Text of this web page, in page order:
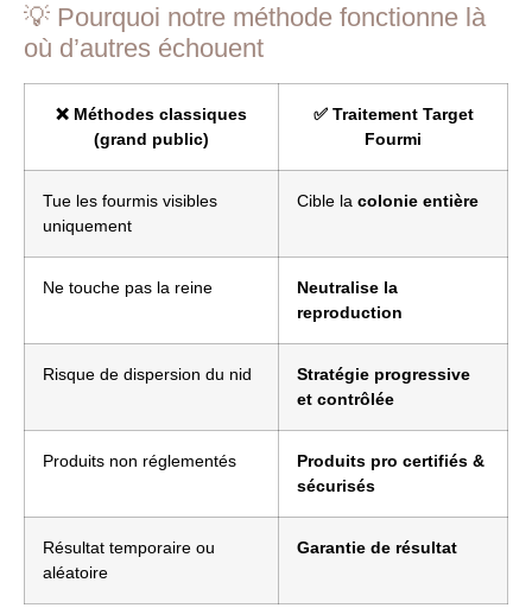
💡 Pourquoi notre méthode fonctionne là
où d’autres échouent
❌ Méthodes classiques
(grand public)
✅ Traitement Target
Fourmi
Tue les fourmis visibles
uniquement
Cible la colonie entière
Ne touche pas la reine
Neutralise la
reproduction
Risque de dispersion du nid
Stratégie progressive
et contrôlée
Produits non réglementés
Produits pro certifiés &
sécurisés
Résultat temporaire ou
aléatoire
Garantie de résultat